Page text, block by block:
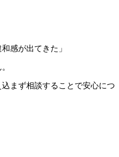
感が出てきた」
まず相談することで安心につ